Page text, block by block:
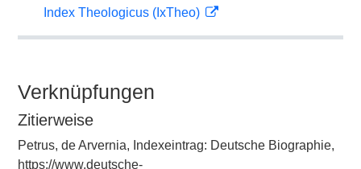
Index Theologicus (IxTheo)
Verknüpfungen
Zitierweise
Petrus, de Arvernia, Indexeintrag: Deutsche Biographie,
https://www.deutsche-